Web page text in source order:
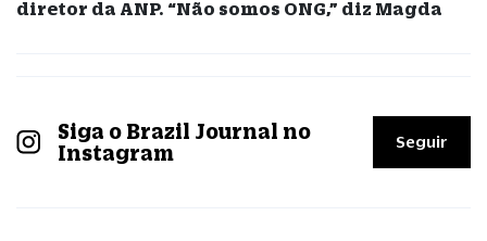
diretor da ANP. “Não somos ONG,” diz Magda
Siga o Brazil Journal no
Instagram
Seguir